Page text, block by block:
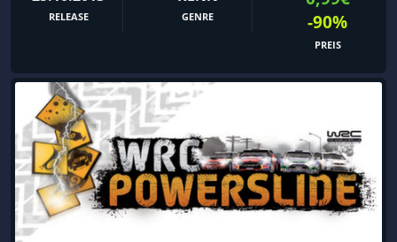
RELEASE GENRE
-90%
PREIS